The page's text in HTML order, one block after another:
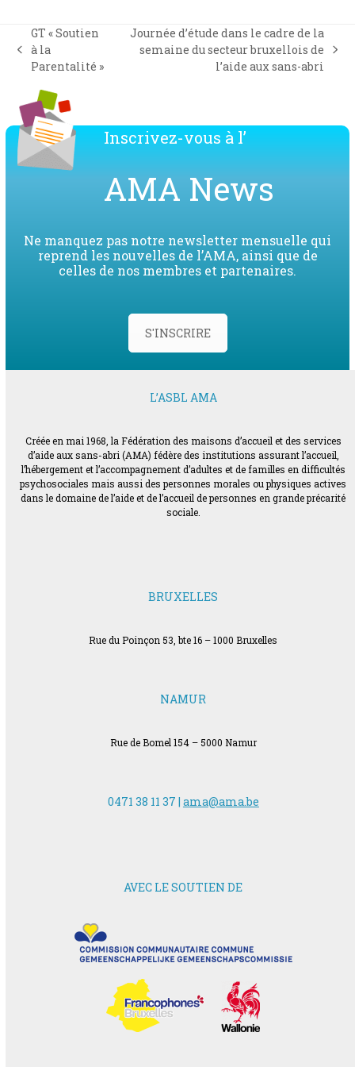
previous
post:
GT « Soutien
à la
Parentalité »
next
Journée d’étude dans le cadre de la
semaine du secteur bruxellois de
l’aide aux sans-abri
Inscrivez-vous à l’
AMA News
Ne manquez pas notre newsletter mensuelle qui
reprend les nouvelles de l’AMA, ainsi que de
celles de nos membres et partenaires.
S'INSCRIRE
L’ASBL AMA
Créée en mai 1968, la Fédération des maisons d’accueil et des services
d’aide aux sans-abri (AMA) fédère des institutions assurant l’accueil,
l’hébergement et l’accompagnement d’adultes et de familles en difficultés
psychosociales mais aussi des personnes morales ou physiques actives
dans le domaine de l’aide et de l’accueil de personnes en grande précarité
sociale.
BRUXELLES
Rue du Poinçon 53, bte 16 – 1000 Bruxelles
NAMUR
Rue de Bomel 154 – 5000 Namur
0471 38 11 37 | ama@ama.be
AVEC LE SOUTIEN DE